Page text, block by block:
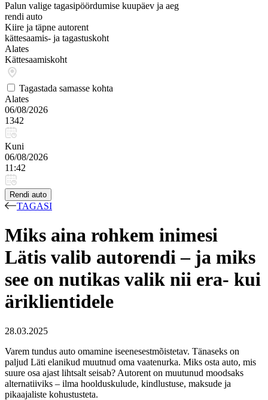
Palun valige tagasipöördumise kuupäev ja aeg
rendi auto
Kiire ja täpne autorent
kättesaamis- ja tagastuskoht
Alates
Kättesaamiskoht
Tagastada samasse kohta
Alates
06/08/2026
1342
Kuni
06/08/2026
11:42
Rendi auto
TAGASI
Miks aina rohkem inimesi
Lätis valib autorendi – ja miks
see on nutikas valik nii era- kui
äriklientidele
28.03.2025
Varem tundus auto omamine iseenesestmõistetav. Tänaseks on
paljud Läti elanikud muutnud oma vaatenurka. Miks osta auto, mis
suure osa ajast lihtsalt seisab? Autorent on muutunud moodsaks
alternatiiviks – ilma hoolduskulude, kindlustuse, maksude ja
pikaajaliste kohustusteta.